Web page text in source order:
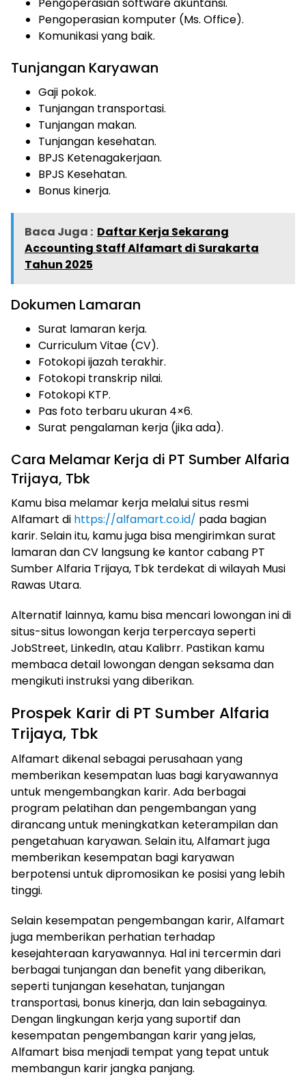
Pengoperasian komputer (Ms. Office).
Komunikasi yang baik.
Tunjangan Karyawan
Gaji pokok.
Tunjangan transportasi.
Tunjangan makan.
Tunjangan kesehatan.
BPJS Ketenagakerjaan.
BPJS Kesehatan.
Bonus kinerja.
Baca Juga : Daftar Kerja Sekarang
Accounting Staff Alfamart di Surakarta
Tahun 2025
Dokumen Lamaran
Surat lamaran kerja.
Curriculum Vitae (CV).
Fotokopi ijazah terakhir.
Fotokopi transkrip nilai.
Fotokopi KTP.
Pas foto terbaru ukuran 4×6.
Surat pengalaman kerja (jika ada).
Cara Melamar Kerja di PT Sumber Alfaria
Trijaya, Tbk
Kamu bisa melamar kerja melalui situs resmi
Alfamart di https://alfamart.co.id/ pada bagian
karir. Selain itu, kamu juga bisa mengirimkan surat
lamaran dan CV langsung ke kantor cabang PT
Sumber Alfaria Trijaya, Tbk terdekat di wilayah Musi
Rawas Utara.
Alternatif lainnya, kamu bisa mencari lowongan ini di
situs-situs lowongan kerja terpercaya seperti
JobStreet, LinkedIn, atau Kalibrr. Pastikan kamu
membaca detail lowongan dengan seksama dan
mengikuti instruksi yang diberikan.
Prospek Karir di PT Sumber Alfaria
Trijaya, Tbk
Alfamart dikenal sebagai perusahaan yang
memberikan kesempatan luas bagi karyawannya
untuk mengembangkan karir. Ada berbagai
program pelatihan dan pengembangan yang
dirancang untuk meningkatkan keterampilan dan
pengetahuan karyawan. Selain itu, Alfamart juga
memberikan kesempatan bagi karyawan
berpotensi untuk dipromosikan ke posisi yang lebih
tinggi.
Selain kesempatan pengembangan karir, Alfamart
juga memberikan perhatian terhadap
kesejahteraan karyawannya. Hal ini tercermin dari
berbagai tunjangan dan benefit yang diberikan,
seperti tunjangan kesehatan, tunjangan
transportasi, bonus kinerja, dan lain sebagainya.
Dengan lingkungan kerja yang suportif dan
kesempatan pengembangan karir yang jelas,
Alfamart bisa menjadi tempat yang tepat untuk
membangun karir jangka panjang.